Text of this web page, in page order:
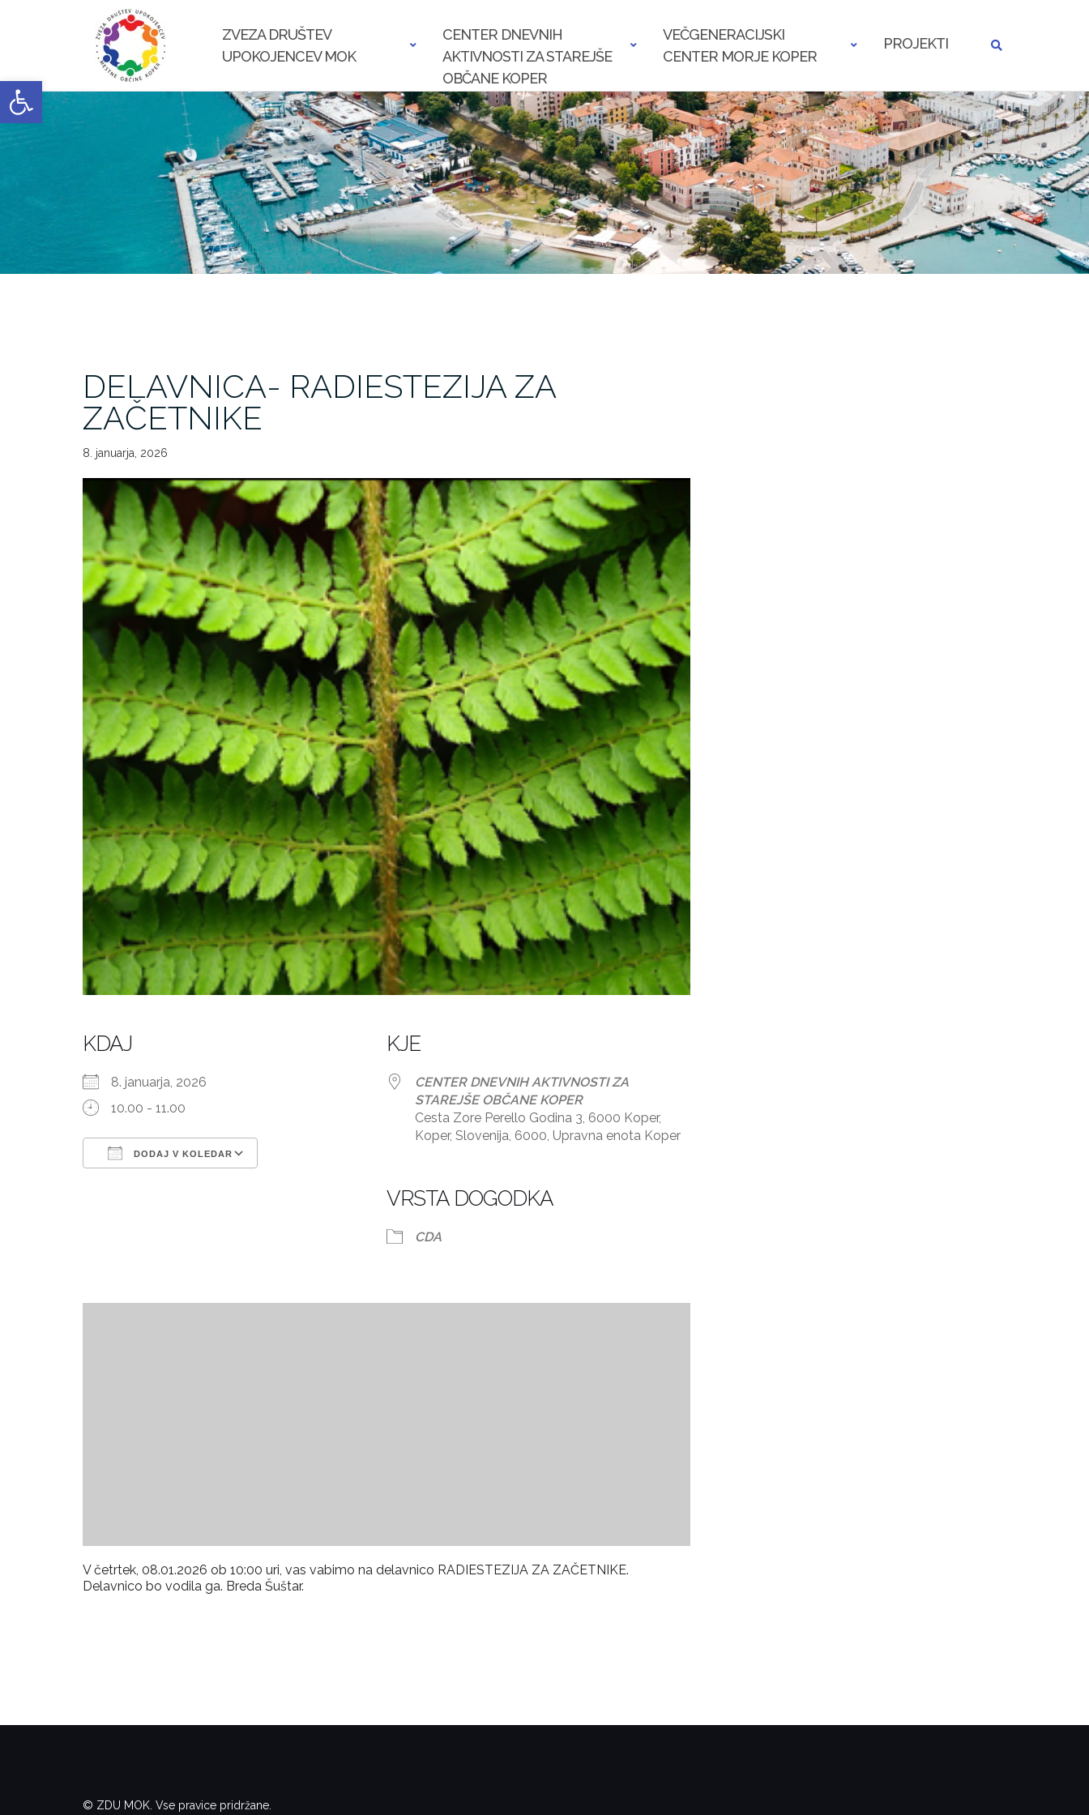
Open toolbar
ZVEZA DRUŠTEV
UPOKOJENCEV MOK
CENTER DNEVNIH
AKTIVNOSTI ZA STAREJŠE
OBČANE KOPER
VEČGENERACIJSKI
CENTER MORJE KOPER
PROJEKTI
DELAVNICA- RADIESTEZIJA ZA
ZAČETNIKE
8. januarja, 2026
KDAJ
8. januarja, 2026
10.00 - 11.00
DODAJ V KOLEDAR
KJE
CENTER DNEVNIH AKTIVNOSTI ZA
STAREJŠE OBČANE KOPER
Cesta Zore Perello Godina 3, 6000 Koper,
Koper, Slovenija, 6000, Upravna enota Koper
VRSTA DOGODKA
CDA
V četrtek, 08.01.2026 ob 10:00 uri, vas vabimo na delavnico RADIESTEZIJA ZA ZAČETNIKE.
Delavnico bo vodila ga. Breda Šuštar.
© ZDU MOK. Vse pravice pridržane.